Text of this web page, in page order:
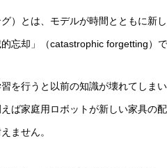
）とは、モデルが時間とともに新
忘却」（catastrophic forgetting）
を行うと以前の知識が壊れてしま
ば家庭用ロボットが新しい家具の
ません。